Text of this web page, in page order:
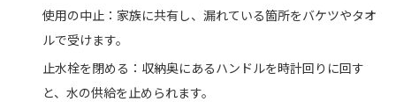
使用の中止：家族に共有し、漏れている箇所をバケツやタオ
ルで受けます。
止水栓を閉める：収納奥にあるハンドルを時計回りに回す
と、水の供給を止められます。